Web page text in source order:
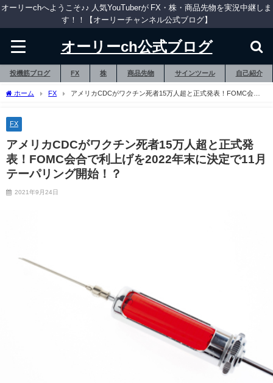
オーリーchへようこそ♪♪ 人気YouTuberが FX・株・商品先物を実況中継しま
す！！【オーリーチャンネル公式ブログ】
オーリーch公式ブログ
投機筋ブログ FX 株 商品先物 サインツール 自己紹介
ホーム FX
アメリカCDCがワクチン死者15万人超と正式発表！FOMC会合
FX
アメリカCDCがワクチン死者15万人超と正式発
表！FOMC会合で利上げを2022年末に決定で11月
テーパリング開始！？
2021年9月24日